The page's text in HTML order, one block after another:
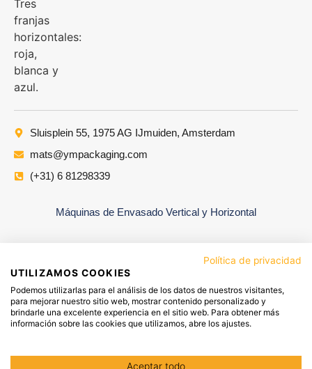
Sluisplein 55, 1975 AG IJmuiden, Amsterdam
mats@ympackaging.com
(+31) 6 81298339
Máquinas de Envasado Vertical y Horizontal
Política de privacidad
UTILIZAMOS COOKIES
Podemos utilizarlas para el análisis de los datos de nuestros visitantes,
para mejorar nuestro sitio web, mostrar contenido personalizado y
brindarle una excelente experiencia en el sitio web. Para obtener más
información sobre las cookies que utilizamos, abre los ajustes.
Aceptar todo